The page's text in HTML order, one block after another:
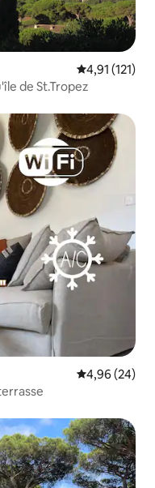
Évaluation
4,91 (121)
de St.Tropez
Évaluation
4,96 (24)
appréciés